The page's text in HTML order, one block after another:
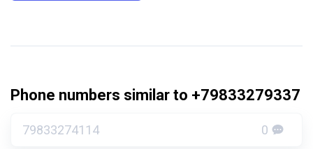
Phone numbers similar to +79833279337
79833274114 0